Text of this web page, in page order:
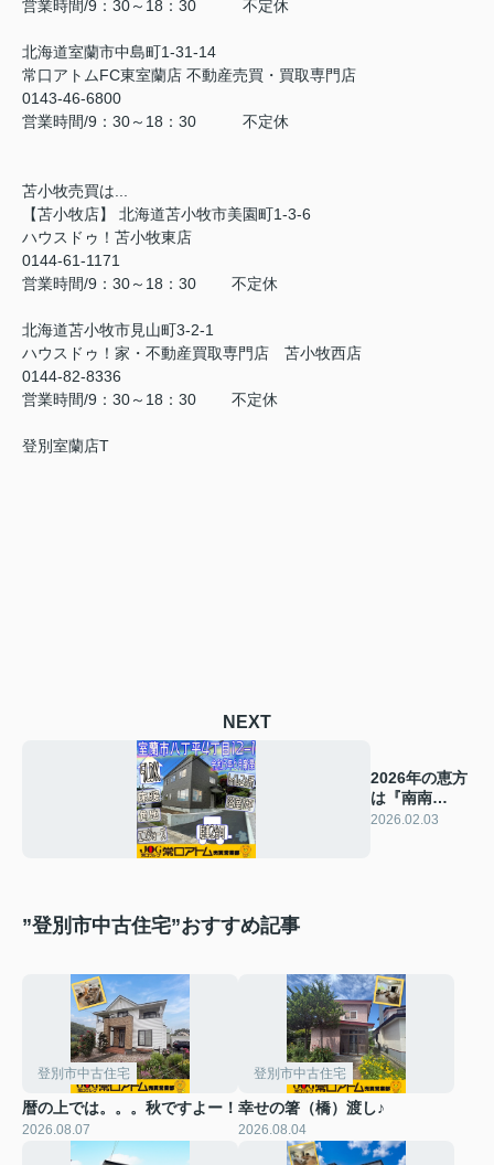
営業時間/9：30～18：30 不定休
北海道室蘭市中島町1-31-14
常口アトムFC東室蘭店 不動産売買・買取専門店
0143-46-6800
営業時間/9：30～18：30 不定休
苫小牧売買は...
【苫小牧店】 北海道苫小牧市美園町1-3-6
ハウスドゥ！苫小牧東店
0144-61-1171
営業時間/9：30～18：30 不定休
北海道苫小牧市見山町3-2-1
ハウスドゥ！家・不動産買取専門店 苫小牧西店
0144-82-8336
営業時間/9：30～18：30 不定休
登別室蘭店T
NEXT
2026年の恵方
は『南南
東』！
2026.02.03
”登別市中古住宅”おすすめ記事
登別市中古住宅
暦の上では。。。秋ですよー！
2026.08.07
登別市中古住宅
幸せの箸（橋）渡し♪
2026.08.04